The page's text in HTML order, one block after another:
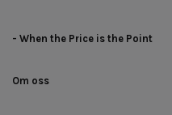
- When the Price is the Point
Om oss